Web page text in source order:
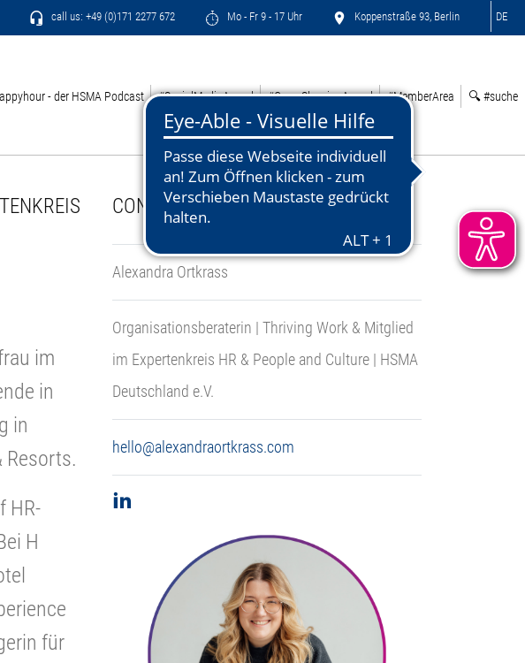
call us: +49 (0)171 2277 672 Mo - Fr 9 - 17 Uhr Koppenstraße 93, Berlin DE
- der HSMA Podcast #SocialMediaAward #GreenSleepingAward #MemberArea 🔍 #suche
im
in
in
Resorts.
HR-
H
für
CONTACT:
Alexandra Ortkrass
Organisationsberaterin | Thriving Work & Mitglied
im Expertenkreis HR & People and Culture | HSMA
Deutschland e.V.
hello@alexandraortkrass.com